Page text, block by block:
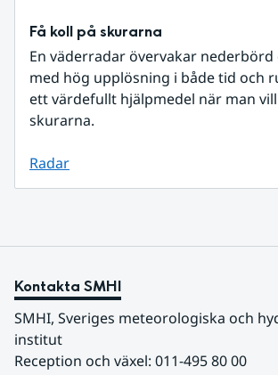
Få koll på skurarna
En väderradar övervakar
med hög upplösning i både tid och
ett värdefullt hjälpmedel när man
skurarna.
Radar
Kontakta SMHI
SMHI, Sveriges meteorologiska och
institut
Reception och växel: 011-495 80 00